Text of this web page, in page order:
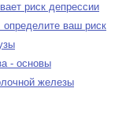
риск депрессии
определите ваш риск
- основы
железы